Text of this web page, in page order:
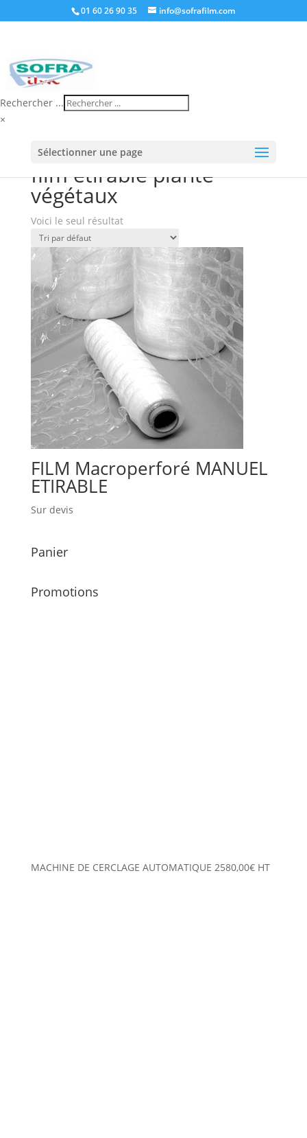
01 60 26 90 35 info@sofrafilm.com
Rechercher ...
×
Sélectionner une page
plante végétaux”
film étirable plante
végétaux
Voici le seul résultat
FILM Macroperforé MANUEL
ETIRABLE
Sur devis
Panier
Promotions
MACHINE DE CERCLAGE AUTOMATIQUE 2580,00€ HT